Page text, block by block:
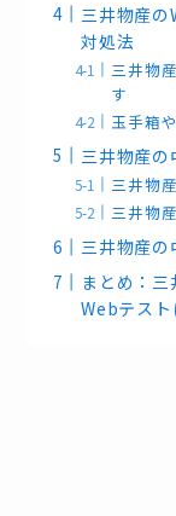
三井物産
対処法
三井物
す
玉手箱
三井物産
三井物
三井物
三井物産の
まとめ：
Webテスト